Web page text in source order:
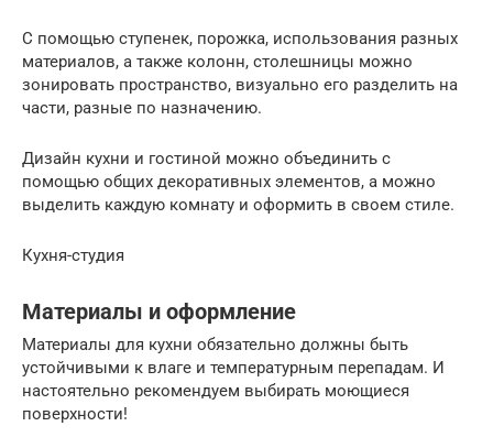
С помощью ступенек, порожка, использования разных
материалов, а также колонн, столешницы можно
зонировать пространство, визуально его разделить на
части, разные по назначению.
Дизайн кухни и гостиной можно объединить с
помощью общих декоративных элементов, а можно
выделить каждую комнату и оформить в своем стиле.
Кухня-студия
Материалы и оформление
Материалы для кухни обязательно должны быть
устойчивыми к влаге и температурным перепадам. И
настоятельно рекомендуем выбирать моющиеся
поверхности!